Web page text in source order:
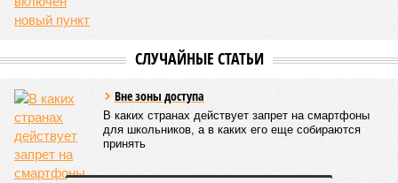
СЛУЧАЙНЫЕ СТАТЬИ
Вне зоны доступа
В каких странах действует запрет на смартфоны
для школьников, а в каких его еще собираются
принять